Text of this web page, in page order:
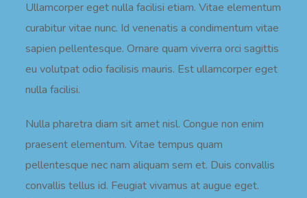
Ullamcorper eget nulla facilisi etiam. Vitae elementum
curabitur vitae nunc. Id venenatis a condimentum vitae
sapien pellentesque. Ornare quam viverra orci sagittis
eu volutpat odio facilisis mauris. Est ullamcorper eget
nulla facilisi.
Nulla pharetra diam sit amet nisl. Congue non enim
praesent elementum. Vitae tempus quam
pellentesque nec nam aliquam sem et. Duis convallis
convallis tellus id. Feugiat vivamus at augue eget.